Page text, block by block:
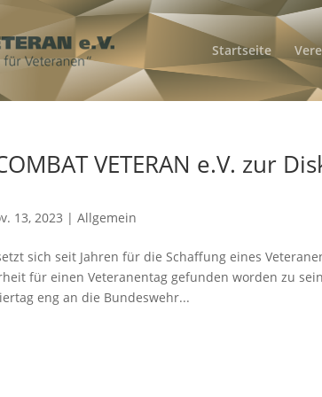
Startseite
VETERAN e.V. zur
13, 2023 |Allgemein
setzt sich seit Jahren für die Schaffung eines
für einen Veteranentag gefunden worden zu sein.
eng an die Bundeswehr...